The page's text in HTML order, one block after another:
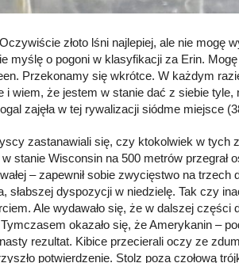
złoto lśni najlepiej, ale nie mogę
myślę o pogoni w klasyfikacji za Erin.
Przekonamy się wkrótce. W każdym
wiem, że jestem w stanie dać z siebie tyle,
zajęła w tej rywalizacji siódme miejsce
zastanawiali się, czy ktokolwiek w tych
stanie Wisconsin na 500 metrów przegrał
– zapewnił sobie zwycięstwo na
słabszej dyspozycji w niedzielę. Tak czy
Ale wydawało się, że w dalszej
okazało się, że Amerykanin –
rezultat. Kibice przecierali oczy ze
potwierdzenie. Stolz poza czołową